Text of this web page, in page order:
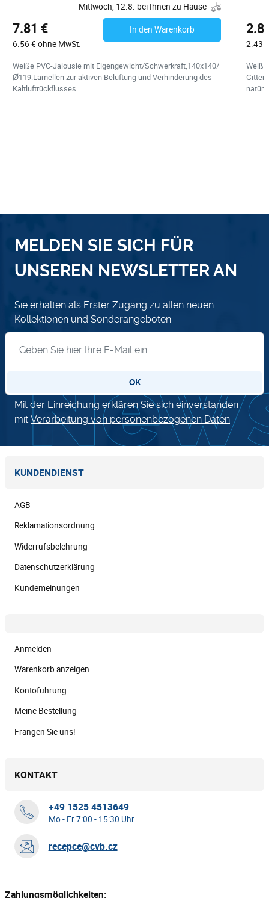
Mittwoch, 12.8. bei Ihnen zu Hause
7.81 €
6.56 € ohne MwSt.
In den Warenkorb
Weiße PVC-Jalousie mit Eigengewicht/Schwerkraft,140x140/
Ø119.Lamellen zur aktiven Belüftung und Verhinderung des
Kaltluftrückflusses
2.43
Weiß
MELDEN SIE SICH FÜR
UNSEREN NEWSLETTER AN
Sie erhalten als Erster Zugang zu allen neuen
Kollektionen und Sonderangeboten.
OK
Mit der Einreichung erklären Sie sich einverstanden
mit Verarbeitung von personenbezogenen Daten
KUNDENDIENST
AGB
Reklamationsordnung
Widerrufsbelehrung
Datenschutzerklärung
Kundemeinungen
Anmelden
Warenkorb anzeigen
Kontofuhrung
Meine Bestellung
Frangen Sie uns!
KONTAKT
+49 1525 4513649
Mo - Fr 7:00 - 15:30 Uhr
recepce@cvb.cz
Zahlungsmöglichkeiten: